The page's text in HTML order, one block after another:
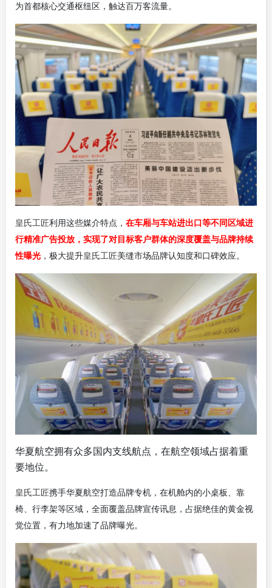
为首都核心交通枢纽区，触达百万客流量。
皇氏工匠利用这些媒介特点， 在车厢与车站进出口等不同区域进
行精准广告投放，实现了对目标客户群体的深度覆盖与品牌持续
性曝光 ，极大提升皇氏工匠美缝市场品牌认知度和口碑效应。
华夏航空拥有众多国内支线航点，在航空领域占据着重
要地位。
皇氏工匠携手华夏航空打造品牌专机，在机舱内的小桌板、靠
椅、行李架等区域，全面覆盖品牌宣传讯息，占据绝佳的黄金视
觉位置，有力地加速了品牌曝光。